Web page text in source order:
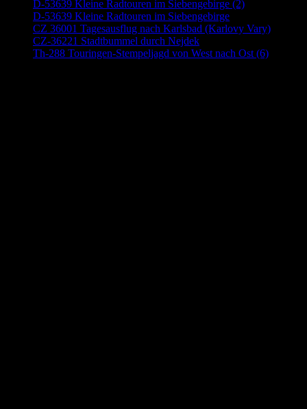
D-53639 Kleine Radtouren im Siebengebirge (2)
D-53639 Kleine Radtouren im Siebengebirge
CZ 36001 Tagesausflug nach Karlsbad (Karlovy Vary)
CZ-36221 Stadtbummel durch Nejdek
Th-288 Touringen-Stempeljagd von West nach Ost (6)